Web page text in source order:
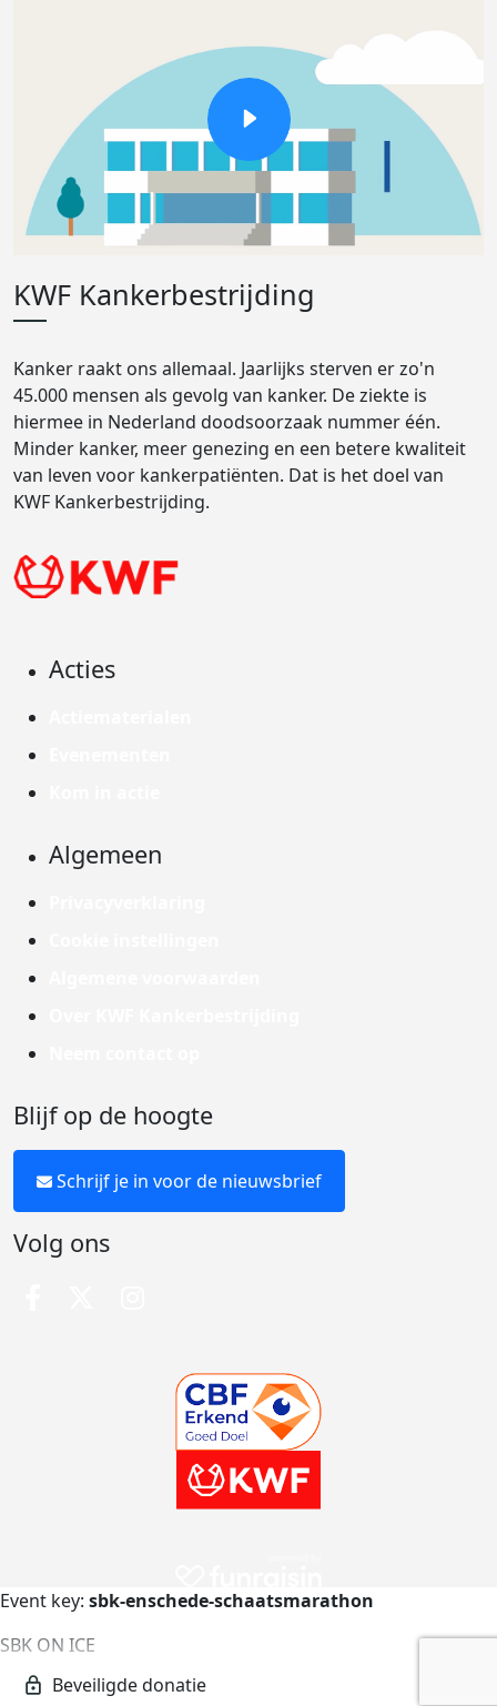
KWF Kankerbestrijding
Kanker raakt ons allemaal. Jaarlijks sterven er zo'n
45.000 mensen als gevolg van kanker. De ziekte is
hiermee in Nederland doodsoorzaak nummer één.
Minder kanker, meer genezing en een betere kwaliteit
van leven voor kankerpatiënten. Dat is het doel van
KWF Kankerbestrijding.
Acties
Algemeen
Blijf op de hoogte
Schrijf je in voor de nieuwsbrief
Volg ons
Event key: sbk-enschede-schaatsmarathon
SBK ON ICE
sbk-enschede-schaatsmarathon